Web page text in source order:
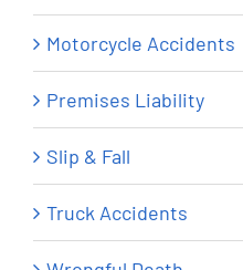
Motorcycle Accidents
Premises Liability
Slip & Fall
Truck Accidents